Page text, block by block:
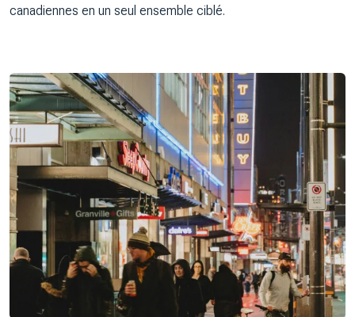
canadiennes en un seul ensemble ciblé.